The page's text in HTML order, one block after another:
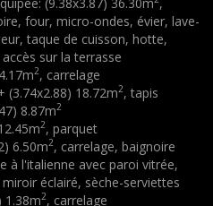
four, micro-ondes, évier, lave-
taque de cuisson, hotte,
sur la terrasse
2, carrelage
(3.74x2.88) 18.72m2, tapis
8.87m2
2, parquet
6.50m2, carrelage, baignoire
à l'italienne avec paroi vitrée,
éclairé, sèche-serviettes
1.38m2, carrelage